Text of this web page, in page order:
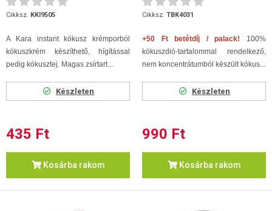
Cikksz. KKI9505
A Kara instant kókusz krémporból
kókuszkrém készíthető, hígítással
pedig kókusztej. Magas zsírtart...
Készleten
435 Ft
Kosárba rakom
Cikksz. TBK4031
+50 Ft betétdíj / palack! 100%
kókuszdió-tartalommal rendelkező,
nem koncentrátumból készült kókus...
Készleten
990 Ft
Kosárba rakom